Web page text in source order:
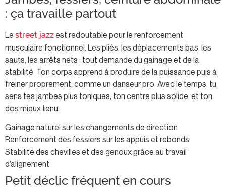
: ça travaille partout
Le street jazzest redoutable pour le renforcement
musculaire fonctionnel. Les pliés, les déplacements bas, les
sauts, les arrêts nets : tout demande du gainage et de la
stabilité. Ton corps apprend à produire de la puissance puis à
freiner proprement, comme un danseur pro. Avec le temps, tu
sens tes jambes plus toniques, ton centre plus solide, et ton
dos mieux tenu.
Gainage naturel sur les changements de direction
Renforcement des fessiers sur les appuis et rebonds
Stabilité des chevilles et des genoux grâce au travail
d’alignement
Petit déclic fréquent en cours